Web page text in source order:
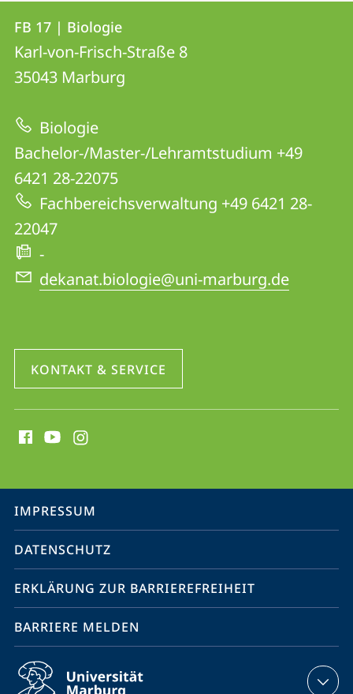
Kontakt
und
Informationen
zur
Website
Kontaktinformationen
FB
17
Biologie
FB 17 | Biologie
Karl-von-Frisch-Straße 8
35043 Marburg
Biologie
Bachelor-/Master-/Lehramtstudium +49
6421 28-22075
Fachbereichsverwaltung +49 6421 28-
22047
-
dekanat.biologie@uni-marburg.de
KONTAKT & SERVICE
Media
Service-
Navigation
IMPRESSUM
DATENSCHUTZ
ERKLÄRUNG ZUR BARRIEREFREIHEIT
BARRIERE MELDEN